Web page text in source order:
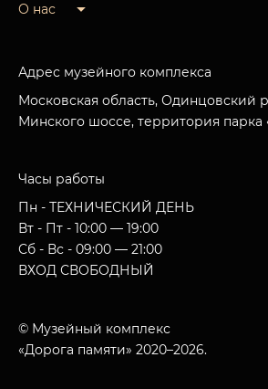
О нас
Адрес музейного комплекса
Московская область, Одинцовский
Минского шоссе, территория парка
Часы работы
Пн - ТЕХНИЧЕСКИЙ ДЕНЬ
Вт - Пт - 10:00 — 19:00
Сб - Вс - 09:00 — 21:00
ВХОД СВОБОДНЫЙ
© Музейный комплекс
«Дорога памяти» 2020–2026.